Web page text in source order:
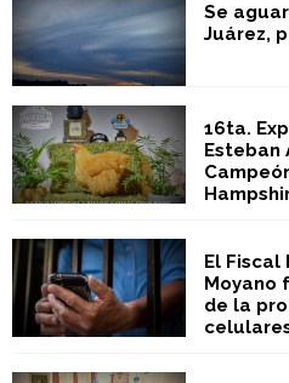
Se
Juárez,
16ta.
El Fiscal
Moyano
de la